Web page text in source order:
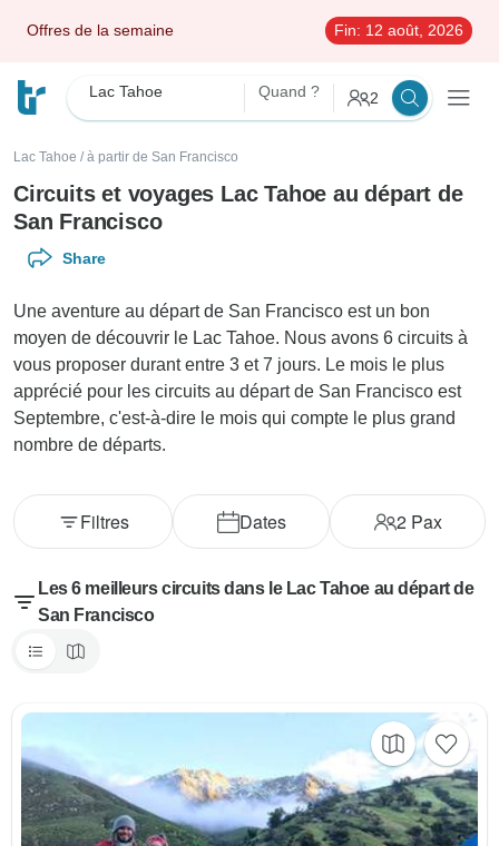
Offres de la semaine Fin: 12 août, 2026
Lac Tahoe Quand ? 2
Lac Tahoe / à partir de San Francisco
Circuits et voyages Lac Tahoe au départ de
San Francisco
Share
Une aventure au départ de San Francisco est un bon
moyen de découvrir le Lac Tahoe. Nous avons 6 circuits à
vous proposer durant entre 3 et 7 jours. Le mois le plus
apprécié pour les circuits au départ de San Francisco est
Septembre, c'est-à-dire le mois qui compte le plus grand
nombre de départs.
Dates 2Pax
Filtres
Les 6 meilleurs circuits dans le Lac Tahoe au départ de
San Francisco